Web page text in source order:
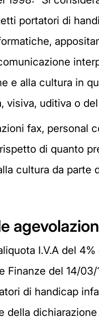
portatori di
e alla cultura in
visiva, uditiva o
fax, personal
di quanto
cultura da
I.V.A del
Finanze del 14/
di handicap
della